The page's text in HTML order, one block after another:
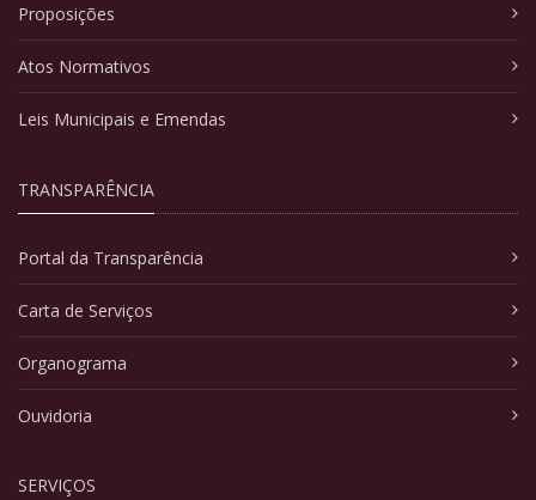
Proposições
Atos Normativos
Leis Municipais e Emendas
TRANSPARÊNCIA
Portal da Transparência
Carta de Serviços
Organograma
Ouvidoria
SERVIÇOS